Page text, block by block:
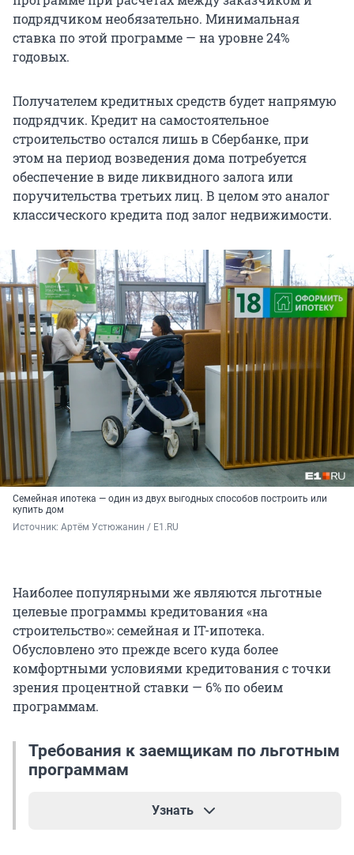
подрядчиком необязательно. Минимальная
ставка по этой программе — на уровне 24%
годовых.
Получателем кредитных средств будет напрямую
подрядчик. Кредит на самостоятельное
строительство остался лишь в Сбербанке, при
этом на период возведения дома потребуется
обеспечение в виде ликвидного залога или
поручительства третьих лиц. В целом это аналог
классического кредита под залог недвижимости.
Семейная ипотека — один из двух выгодных способов построить или
купить дом
Источник: Артём Устюжанин / E1.RU
Наиболее популярными же являются льготные
целевые программы кредитования «на
строительство»: семейная и IT-ипотека.
Обусловлено это прежде всего куда более
комфортными условиями кредитования с точки
зрения процентной ставки — 6% по обеим
программам.
Требования к заемщикам по льготным
программам
Узнать